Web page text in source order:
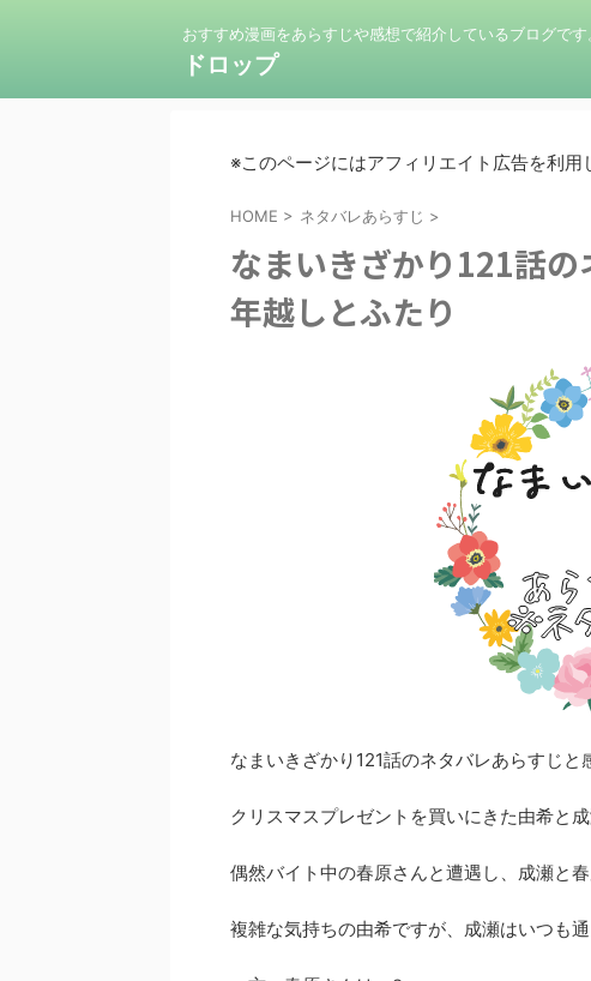
おすすめ漫画をあらすじや感想で紹介しているブログです
ドロップ
※このページにはアフィリエイト広告を利用
HOME > ネタバレあらすじ >
なまいきざかり121話
年越しとふたり
なまいきざかり121話のネタバレあらすじと
クリスマスプレゼントを買いにきた由希と成
偶然バイト中の春原さんと遭遇し、成瀬と
複雑な気持ちの由希ですが、成瀬はいつも